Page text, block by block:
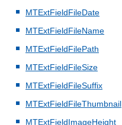
MTExtFieldFileDate
MTExtFieldFileName
MTExtFieldFilePath
MTExtFieldFileSize
MTExtFieldFileSuffix
MTExtFieldFileThumbnail
MTExtFieldImageHeight